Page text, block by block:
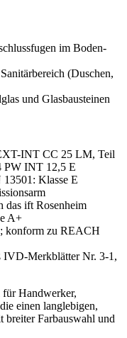
im Boden-
(Duschen,
und Glasbausteinen
INT CC 25 LM, Teil
PW INT 12,5 E
13501: Klasse E
das ift Rosenheim
A+
konform zu REACH
IVD-Merkblätter Nr. 3-1,
für Handwerker,
einen langlebigen,
breiter Farbauswahl und